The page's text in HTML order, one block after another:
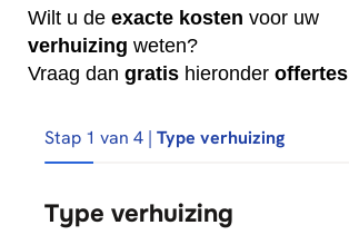
Wilt u de exacte kosten voor uw
verhuizing weten?
Vraag dan gratis hieronder offertes